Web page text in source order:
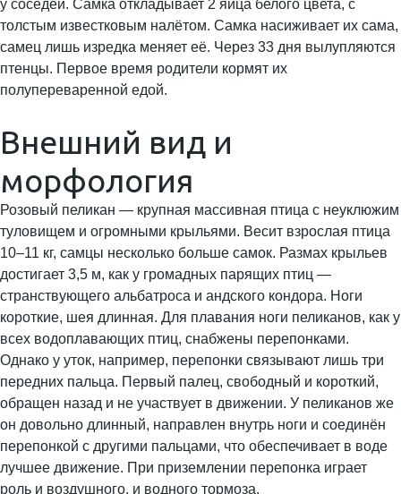
у соседей. Самка откладывает 2 яйца белого цвета, с
толстым известковым налётом. Самка насиживает их сама,
самец лишь изредка меняет её. Через 33 дня вылупляются
птенцы. Первое время родители кормят их
полупереваренной едой.
Внешний вид и
морфология
Розовый пеликан — крупная массивная птица с неуклюжим
туловищем и огромными крыльями. Весит взрослая птица
10–11 кг, самцы несколько больше самок. Размах крыльев
достигает 3,5 м, как у громадных парящих птиц —
странствующего альбатроса и андского кондора. Ноги
короткие, шея длинная. Для плавания ноги пеликанов, как у
всех водоплавающих птиц, снабжены перепонками.
Однако у уток, например, перепонки связывают лишь три
передних пальца. Первый палец, свободный и короткий,
обращен назад и не участвует в движении. У пеликанов же
он довольно длинный, направлен внутрь ноги и соединён
перепонкой с другими пальцами, что обеспечивает в воде
лучшее движение. При приземлении перепонка играет
роль и воздушного, и водного тормоза.